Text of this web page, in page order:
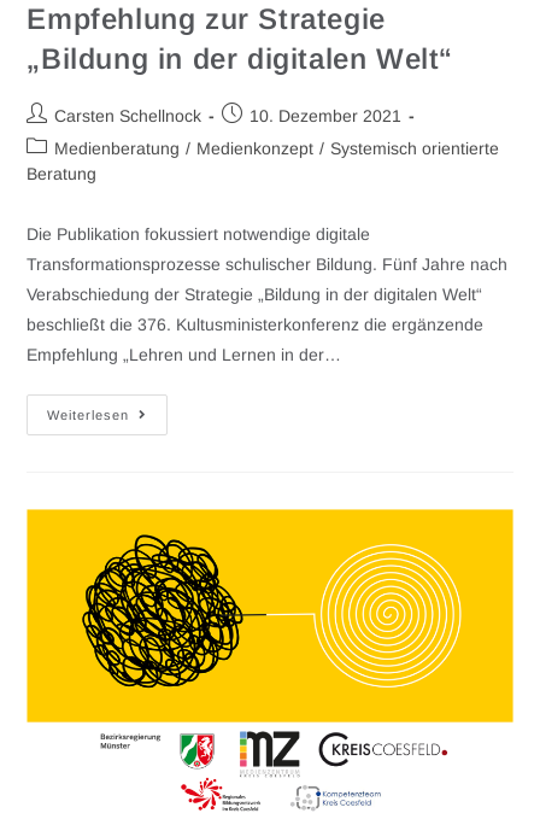
Empfehlung zur Strategie
„Bildung in der digitalen Welt“
Carsten Schellnock
10. Dezember 2021
Medienberatung / Medienkonzept / Systemisch orientierte
Beratung
Die Publikation fokussiert notwendige digitale
Transformationsprozesse schulischer Bildung. Fünf Jahre nach
Verabschiedung der Strategie „Bildung in der digitalen Welt“
beschließt die 376. Kultusministerkonferenz die ergänzende
Empfehlung „Lehren und Lernen in der…
Weiterlesen